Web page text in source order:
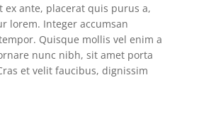
ex ante, placerat quis purus a,
lorem. Integer accumsan
Quisque mollis vel enim a
nunc nibh, sit amet porta
et velit faucibus, dignissim